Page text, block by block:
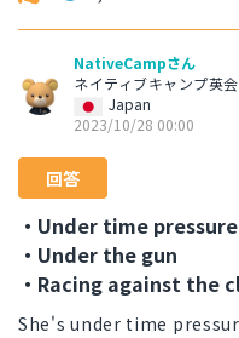
NativeCampさん
ネイティブキャンプ英
Japan
2023/10/28 00:00
回答
・Under time pressure
・Under the gun
・Racing against the
She's under time